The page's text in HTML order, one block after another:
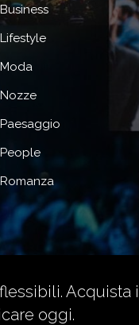
Business
Lifestyle
Moda
Nozze
Paesaggio
People
Romanza
Acquista i
oggi.